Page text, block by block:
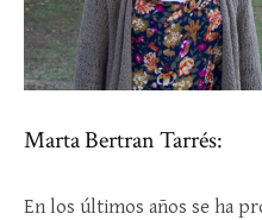
Marta Bertran Tarrés:
En los últimos años se ha